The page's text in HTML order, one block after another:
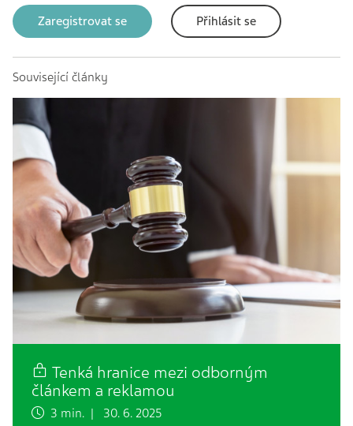
Zaregistrovat se Přihlásit se
Související články
Tenká hranice mezi odborným
článkem a reklamou
3 min. | 30. 6. 2025